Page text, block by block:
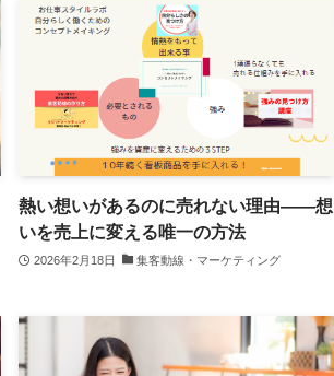
熱い想いがあるのに売れない理由——想
いを売上に変える唯一の方法
2026年2月18日 集客動線・マーケティング